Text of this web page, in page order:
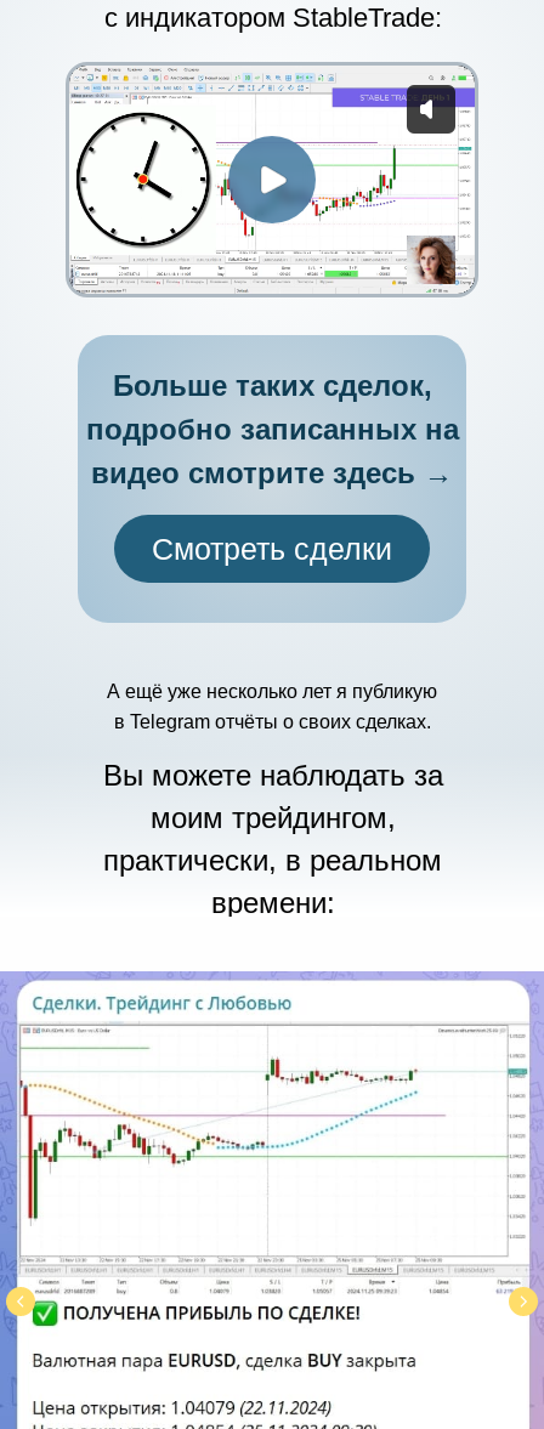
с индикатором StableTrade:
Больше таких сделок,
подробно записанных на
видео смотрите здесь →
Вы можете наблюдать за
моим трейдингом,
практически, в реальном
времени:
А ещё уже несколько лет я публикую
в Telegram отчёты о своих сделках.
Смотреть сделки